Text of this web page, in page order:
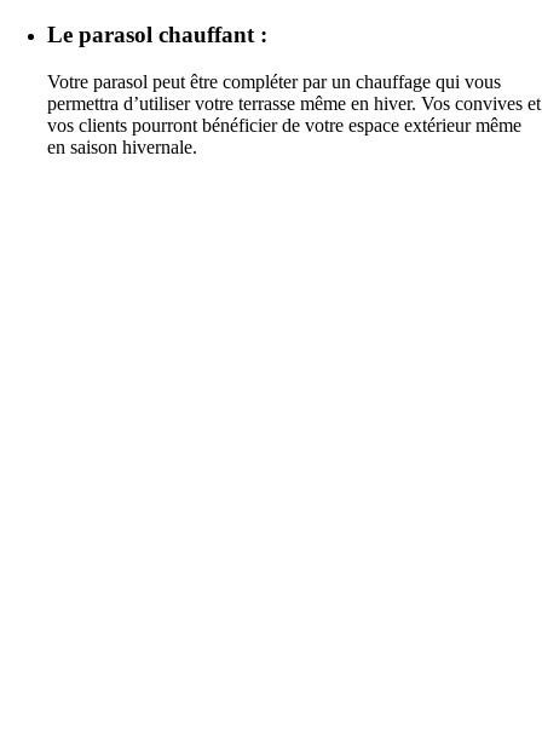
Le parasol chauffant :
Votre parasol peut être compléter par un chauffage qui vous
permettra d’utiliser votre terrasse même en hiver. Vos convives et
vos clients pourront bénéficier de votre espace extérieur même
en saison hivernale.